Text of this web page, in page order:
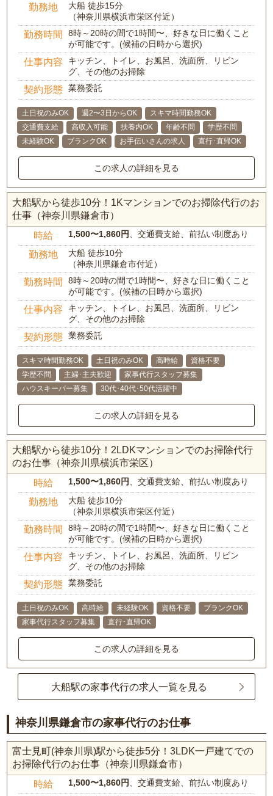
勤務地
大船 徒歩15分
（神奈川県横浜市栄区付近）
勤務時間
8時～20時の間で1時間〜、好きな日に働くこと
が可能です。(候補の日時から選択)
仕事内容
キッチン、トイレ、お風呂、洗面所、リビン
グ、その他のお掃除
契約形態 業務委託
土日祝のみOK 週2〜3日からOK
スキマ時間勤務OK
交通費支給
高収入可能 扶養内OK 年齢不問
学歴不問
未経験OK
ブランクOK お手伝いさんの求人 直行･直帰OK
この求人の詳細を見る
大船駅から徒歩10分！1Kマンションでのお掃除代行のお
仕事（神奈川県鎌倉市）
時給 1,500〜1,860円、交通費支給、前払い制度あり
勤務地
大船 徒歩10分
（神奈川県鎌倉市付近）
勤務時間
8時～20時の間で1時間〜、好きな日に働くこと
が可能です。(候補の日時から選択)
仕事内容
キッチン、トイレ、お風呂、洗面所、リビン
グ、その他のお掃除
契約形態 業務委託
スキマ時間勤務OK 土日祝のみOK 高時給
資格不要
学歴不問
主婦･主夫歓迎
家事代行スタッフ募集
ハウスキーパー募集
30代･40代･50代活躍中
この求人の詳細を見る
大船駅から徒歩10分！2LDKマンションでのお掃除代行
のお仕事（神奈川県横浜市栄区）
時給 1,500〜1,860円、交通費支給、前払い制度あり
勤務地
大船 徒歩10分
（神奈川県横浜市栄区付近）
勤務時間
8時～20時の間で1時間〜、好きな日に働くこと
が可能です。(候補の日時から選択)
仕事内容
キッチン、トイレ、お風呂、洗面所、リビン
グ、その他のお掃除
契約形態 業務委託
土日祝のみOK 高時給 未経験OK 資格不要
ブランクOK
家事代行スタッフ募集
直行･直帰OK
この求人の詳細を見る
大船駅の家事代行の求人一覧を見る
神奈川県鎌倉市の家事代行のお仕事
富士見町(神奈川県)駅から徒歩5分！3LDK一戸建てでの
お掃除代行のお仕事（神奈川県鎌倉市）
時給 1,500〜1,860円 、交通費支給、前払い制度あり